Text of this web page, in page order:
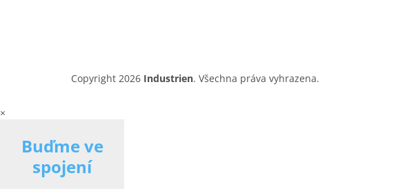
Copyright 2026 Industrien. Všechna práva vyhrazena.
×
Buďme ve
spojení